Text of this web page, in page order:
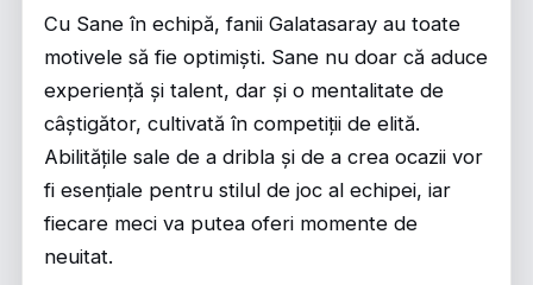
Cu Sane în echipă, fanii Galatasaray au toate
motivele să fie optimiști. Sane nu doar că aduce
experiență și talent, dar și o mentalitate de
câștigător, cultivată în competiții de elită.
Abilitățile sale de a dribla și de a crea ocazii vor
fi esențiale pentru stilul de joc al echipei, iar
fiecare meci va putea oferi momente de
neuitat.